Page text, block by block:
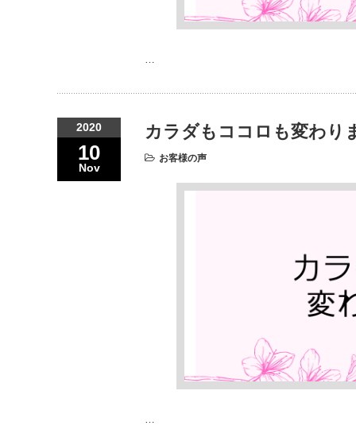
2020
10
Nov
カラダもココロも変わり
お客様の声